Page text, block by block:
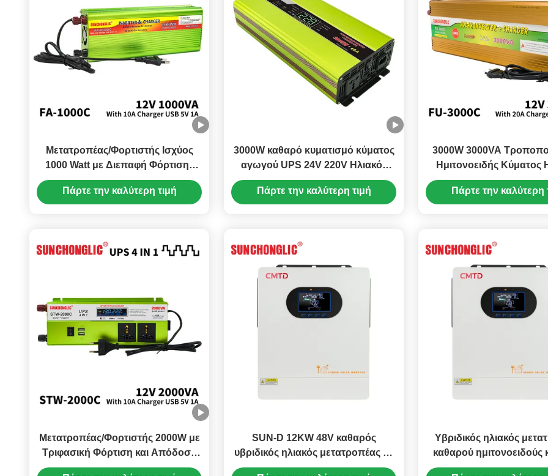
Μετατροπέας/Φορτιστής Ισχύος
1000 Watt με Διεπαφή Φόρτισης
USB 5V 1A και Έξοδο
Τροποποιημένου Ημιτονοειδούς
Πάρτε την καλύτερη τιμή
3000W καθαρό κυματισμό κύματος
αγωγού UPS 24V 220V Ηλιακός
μετατροπέας με φορτιστή για
οικιακές συσκευές
Πάρτε την καλύτερη τιμή
3000W 3000VA
Ημιτονοειδής Κύματος
UPS Inverter Φορτιστής
για Οικιακή
Πάρτε την καλύτερη
Μετατροπέας/Φορτιστής 2000W με
Τριφασική Φόρτιση και Απόδοση
85% για Μετατροπή DC 12V σε AC
SUN-D 12KW 48V καθαρός
υβριδικός ηλιακός μετατροπέας με
κύμα sinus με φορτιστή MPPT και
Υβριδικός ηλιακός
καθαρού ημιτονοειδούς
12KW 48V με φορτιστή